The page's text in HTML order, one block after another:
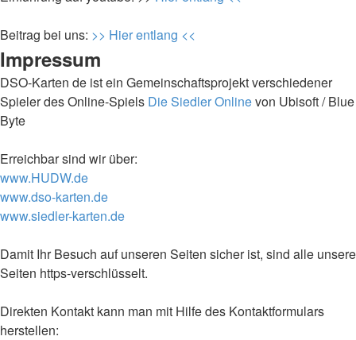
Beitrag bei uns: >> Hier entlang <<
Impressum
DSO-Karten de ist ein Gemeinschaftsprojekt verschiedener
Spieler des Online-Spiels Die Siedler Onlinevon Ubisoft / Blue
Byte
Erreichbar sind wir über:
www.HUDW.de
www.dso-karten.de
www.siedler-karten.de
Damit Ihr Besuch auf unseren Seiten sicher ist, sind alle unsere
Seiten https-verschlüsselt.
Direkten Kontakt kann man mit Hilfe des Kontaktformulars
herstellen: